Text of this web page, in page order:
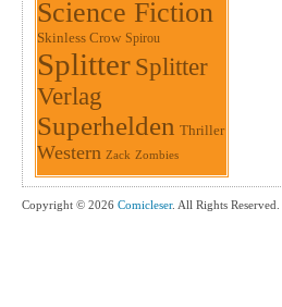
Science Fiction
Skinless Crow Spirou
Splitter Splitter
Verlag
Superhelden Thriller
Western Zack Zombies
Copyright © 2026 Comicleser. All Rights Reserved.